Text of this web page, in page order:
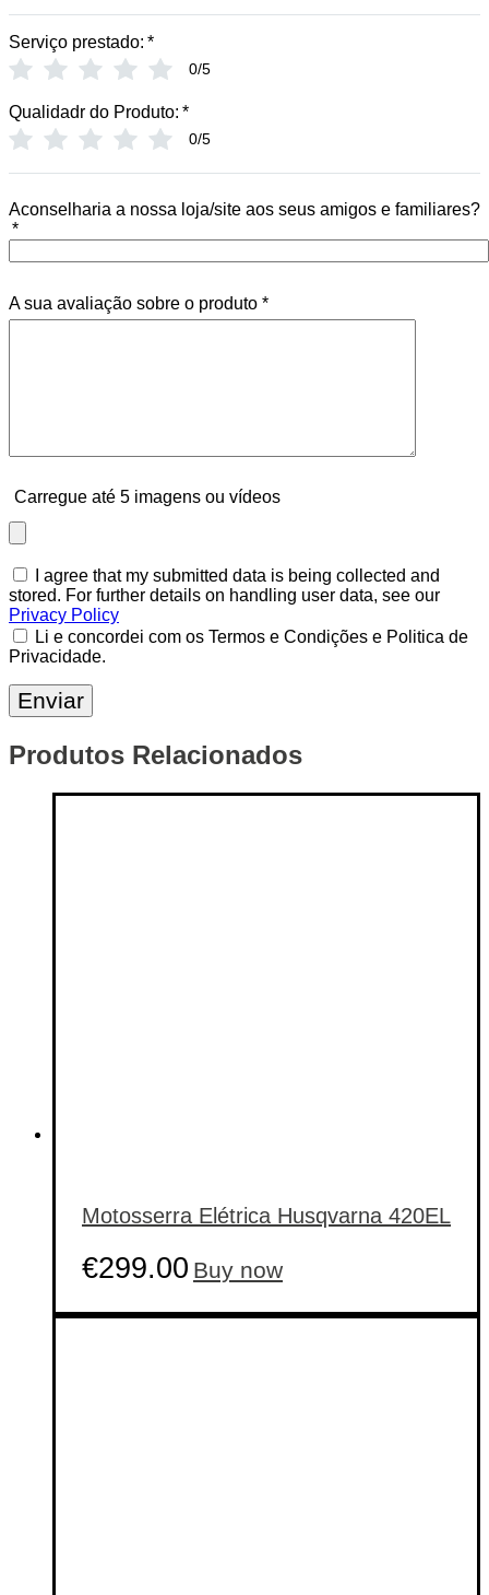
Serviço prestado: *
0/5
Qualidadr do Produto: *
0/5
Aconselharia a nossa loja/site aos seus amigos e familiares?
*
A sua avaliação sobre o produto *
Carregue até 5 imagens ou vídeos
I agree that my submitted data is being collected and
stored. For further details on handling user data, see our
Privacy Policy
Li e concordei com os Termos e Condições e Politica de
Privacidade.
Produtos Relacionados
Motosserra Elétrica Husqvarna 420EL
€299.00 Buy now